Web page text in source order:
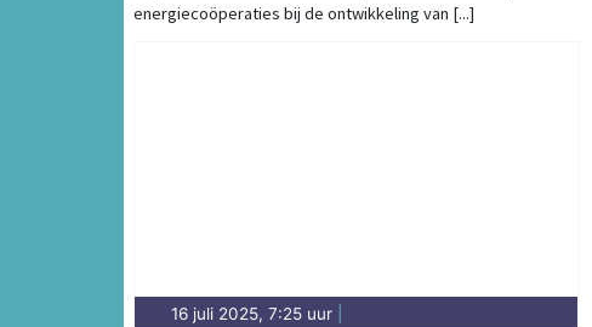
energiecoöperaties bij de ontwikkeling van [...]
16 juli 2025, 7:25 uur